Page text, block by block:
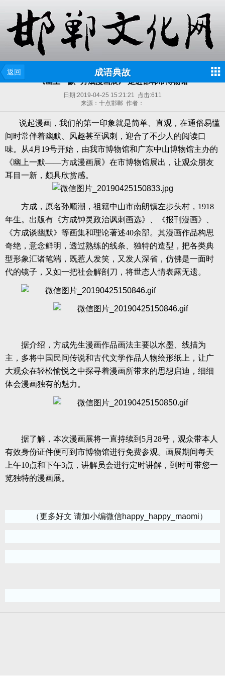
返回 成语典故
《幽上一默--方成漫画展》 走进邯郸市博物馆
日期:2019-04-25 15:21:21 点击:611
来源：十点邯郸 作者：
说起漫画，我们的第一印象就是简单、直观，在通俗易懂
间时常伴着幽默、风趣甚至讽刺，迎合了不少人的阅读口
味。从4月19号开始，由我市博物馆和广东中山博物馆主办的
《幽上一默——方成漫画展》在市博物馆展出，让观众朋友
耳目一新，颇具欣赏感。
方成，原名孙顺潮，祖籍中山市南朗镇左步头村， 1918
年生。出版有《方成钟灵政治讽刺画选》、《报刊漫画》、
《方成谈幽默》等画集和理论著述40余部。其漫画作品构思
奇绝，意念鲜明，透过熟练的线条、独特的造型，把各类典
型形象汇诸笔端，既惹人发笑，又发人深省，仿佛是一面时
代的镜子，又如一把社会解剖刀，将世态人情表露无遗。
据介绍，方成先生漫画作品画法主要以水墨、线描为
主，多将中国民间传说和古代文学作品人物绘形纸上，让广
大观众在轻松愉悦之中探寻着漫画所带来的思想启迪，细细
体会漫画独有的魅力。
据了解，本次漫画展将一直持续到 5月28号，观众带本人
有效身份证件便可到市博物馆进行免费参观。画展期间每天
上午10点和下午3点，讲解员会进行定时讲解，到时可带您一
览独特的漫画展。
（更多好文 请加小编微信happy_happy_maomi）